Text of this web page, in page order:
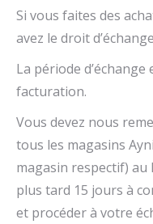
Si vous faites des
avez le droit
La période
facturation.
Vous devez nous
tous les magasins
magasin respectif)
plus tard 15 jours à
et procéder à votre